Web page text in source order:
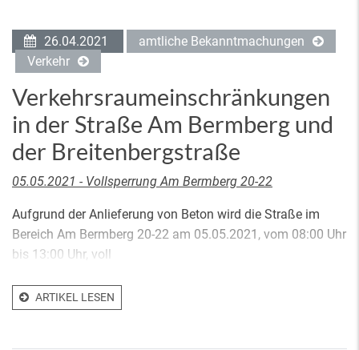
26.04.2021
amtliche Bekanntmachungen
Verkehr
Verkehrsraumeinschränkungen
in der Straße Am Bermberg und
der Breitenbergstraße
05.05.2021 - Vollsperrung Am Bermberg 20-22
Aufgrund der Anlieferung von Beton wird die Straße im
Bereich Am Bermberg 20-22 am 05.05.2021, vom 08:00 Uhr
bis 13:00 Uhr, voll
ARTIKEL LESEN